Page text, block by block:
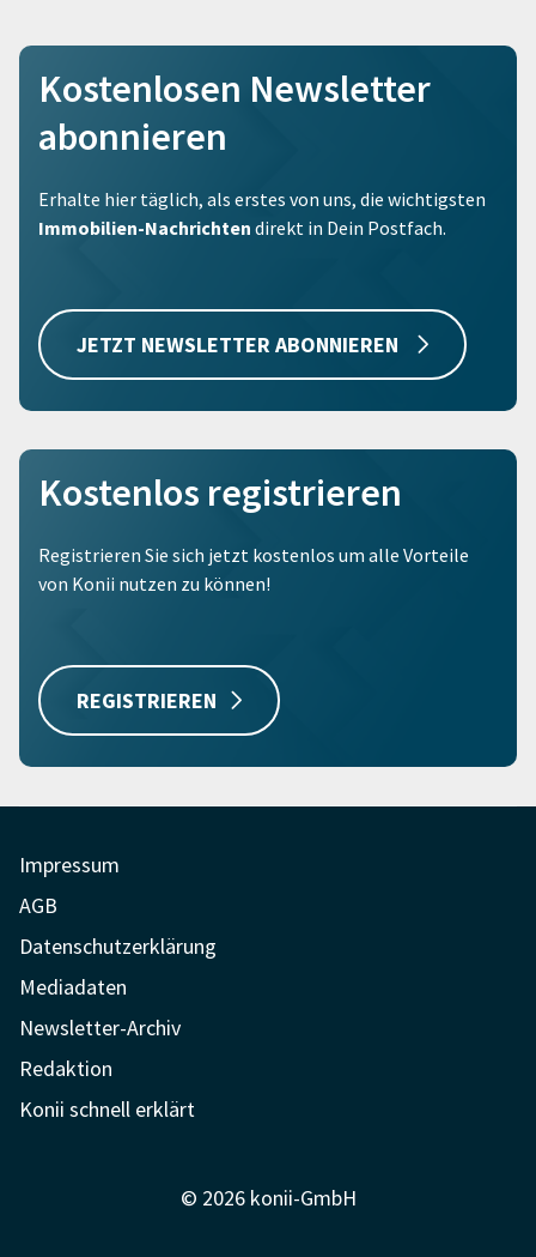
Kostenlosen Newsletter
abonnieren
Erhalte hier täglich, als erstes von uns, die wichtigsten
Immobilien-Nachrichten direkt in Dein Postfach.
JETZT NEWSLETTER ABONNIEREN
Kostenlos registrieren
Registrieren Sie sich jetzt kostenlos um alle Vorteile
von Konii nutzen zu können!
REGISTRIEREN
Impressum
AGB
Datenschutzerklärung
Mediadaten
Newsletter-Archiv
Redaktion
Konii schnell erklärt
© 2026 konii-GmbH